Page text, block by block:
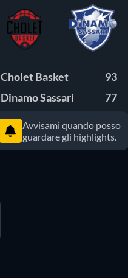
Cholet Basket
93
Dinamo Sassari
77
Avvisami quando posso
guardare gli highlights.